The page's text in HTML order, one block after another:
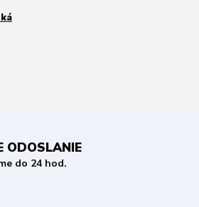
ODOSLANIE
do 24 hod.